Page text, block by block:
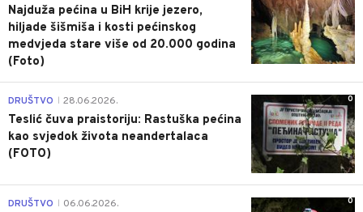
Najduža pećina u BiH krije jezero,
hiljade šišmiša i kosti pećinskog
medvjeda stare više od 20.000 godina
(Foto)
0
DRUŠTVO 28.06.2026.
Teslić čuva praistoriju: Rastuška pećina
kao svjedok života neandertalaca
(FOTO)
0
DRUŠTVO 06.06.2026.